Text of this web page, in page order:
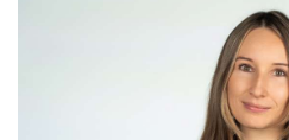
Biotehonomika,